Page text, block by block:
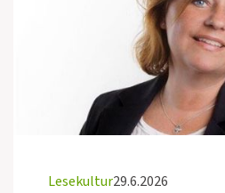
Lesekultur29.6.2026